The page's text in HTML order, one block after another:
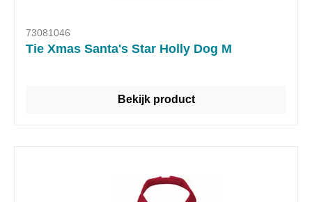
73081046
Tie Xmas Santa's Star Holly Dog M
Bekijk product